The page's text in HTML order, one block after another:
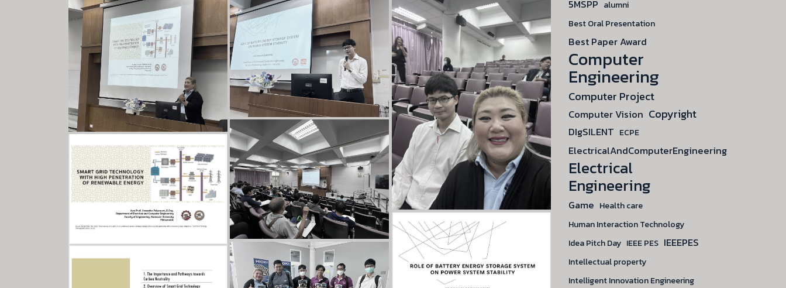
5MSPP alumni
Best Oral Presentation
Best Paper Award
Computer
Engineering
Computer Project
Computer Vision Copyright
DIgSILENT ECPE
ElectricalAndComputerEngineering
Electrical
Engineering
Game Health care
Human Interaction Technology
Idea Pitch Day IEEE PES IEEEPES
Intellectual property
Intelligent Innovation Engineering